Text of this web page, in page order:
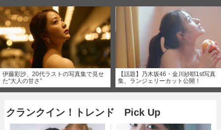
伊藤彩沙、20代ラストの写真集で見せ
た“大人の甘さ”
【話題】乃木坂46・金川紗耶1st写真
集、ランジェリーカット公開！
クランクイン！トレンド Pick Up